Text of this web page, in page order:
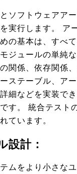
ソフトウェアア
実行します。 ア
の基本は、すべ
ジュールの単純
関係、依存関係
ステーブル、ア
細などを実装で
す。 統合テスト
ています。
設計：
ムをより小さな